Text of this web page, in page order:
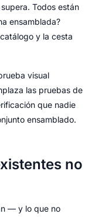
Todos están
ensamblada?
y la cesta
visual
las pruebas de
que nadie
ensamblado.
no
— y lo que no